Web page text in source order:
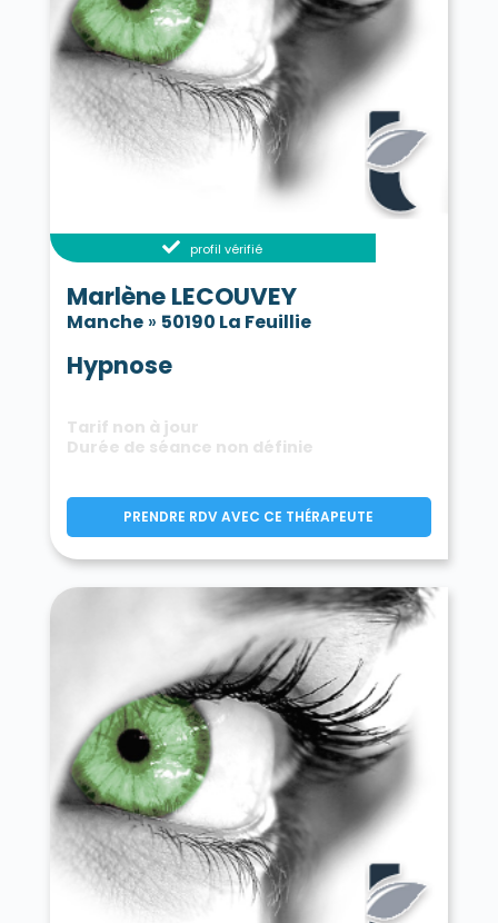
profil vérifié
Marlène LECOUVEY
Manche» 50190 La Feuillie
Hypnose
Tarif non à jour
Durée de séance non définie
PRENDRE RDV AVEC CE THÉRAPEUTE